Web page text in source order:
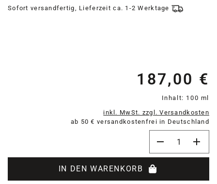
Sofort versandfertig, Lieferzeit ca. 1-2 Werktage
187,00 €
Inhalt: 100 ml
inkl. MwSt. zzgl. Versandkosten
ab 50 € versandkostenfrei in Deutschland
IN DEN WARENKORB